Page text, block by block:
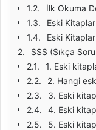
İlk Okuma
Eski
Eski
SSS (Sıkça
1. Eski
2. Hangi
3. Eski
4. Eski
5. Eski